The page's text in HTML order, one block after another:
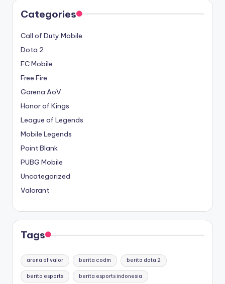
Categories
Call of Duty Mobile
Dota 2
FC Mobile
Free Fire
Garena AoV
Honor of Kings
League of Legends
Mobile Legends
Point Blank
PUBG Mobile
Uncategorized
Valorant
Tags
arena of valor berita codm berita dota 2
berita esports berita esports indonesia